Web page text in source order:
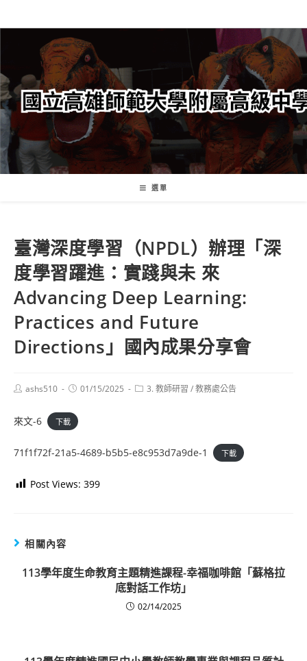
轉
要
內
容
選單
臺灣深度學習（NPDL）辦理「深
度學習躍進：實踐與未 來
Advancing Deep Learning:
Practices and Future
Directions」國內成果分享會
Postashs510
Post01/15/2025
Post3. 教師研習 /教務處公告
來文-6 下載
71f1f72f-21a5-4689-b5b5-e8c953d7a9de-1 下載
Post Views: 399
相關內容
113學年度生命教育主題精進課程-幸福咖啡館「蘇格拉
底對話工作坊」
02/14/2025